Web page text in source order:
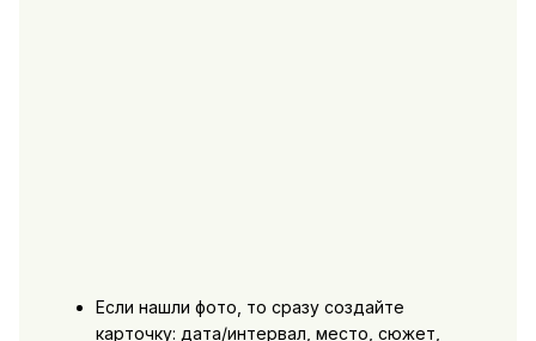
Если нашли фото, то сразу создайте
карточку: дата/интервал, место, сюжет,